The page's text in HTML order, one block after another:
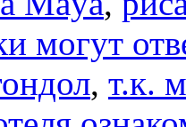
могут
, т.к.